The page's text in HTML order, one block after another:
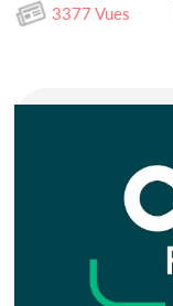
3377 Vues